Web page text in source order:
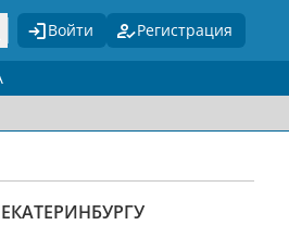
Войти Регистрация